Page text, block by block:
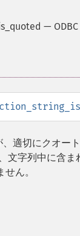
—
、適切にクオー
文字列中に含
ん。